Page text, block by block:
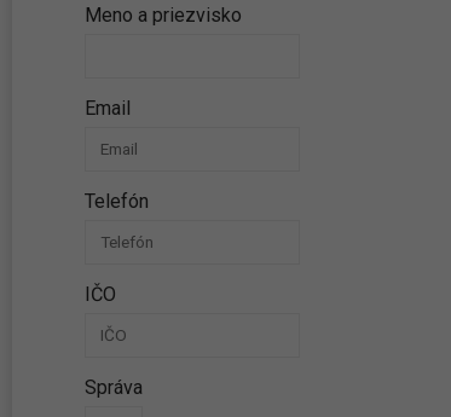
Meno a priezvisko
Email
Telefón
IČO
Správa